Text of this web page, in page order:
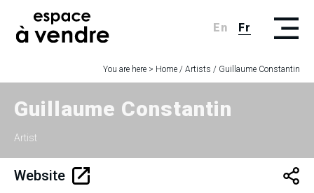
En Fr
You are here > Home / Artists / Guillaume Constantin
Guillaume Constantin
Artist
Website